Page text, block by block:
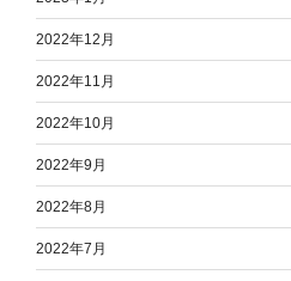
2022年12月
2022年11月
2022年10月
2022年9月
2022年8月
2022年7月